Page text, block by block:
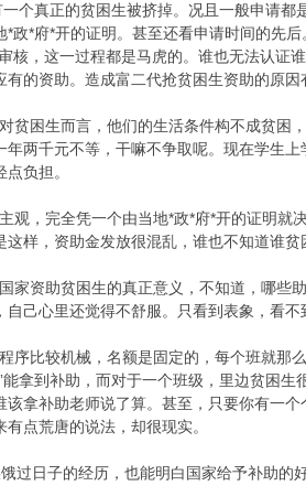
一个真正的贫困生被挤掉。况且一般申请
*政*府*开的证明。甚至还看申请时间的先
核，这一过程都是马虎的。谁也无法认证
的资助。造成富二代抢贫困生资助的原因
贫困生而言，他们的生活条件构不成贫困
两千元不等，干嘛不争取呢。现在学生
负担。
观，完全凭一个由当地*政*府*开的证明就
样，资助金发放很混乱，谁也不知道谁贫
家资助贫困生的真正意义，不知道，哪些
己心里还觉得不舒服。只看到表象，看不
序比较机械，名额是固定的，每个班就那
能拿到补助，而对于一个班级，里边贫困
该拿补助老师说了算。甚至，只要你有一
点荒唐的说法，却很现实。
过日子的经历，也能明白国家给予补助的